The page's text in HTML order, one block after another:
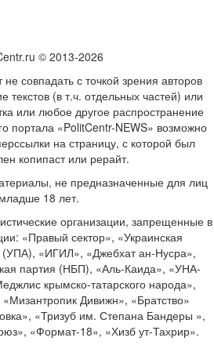
© 2013-2026
совпадать с точкой зрения авторов
текстов (в т.ч. отдельных частей) или
или любое другое распространение
портала «PolitCentr-NEWS» возможно
на страницу, с которой был
копипаст или рерайт.
не предназначенные для лиц
младше 18 лет.
организации, запрещенные в
«Правый сектор», «Украинская
(УПА), «ИГИЛ», «Джебхат ан-Нусра»,
партия (НБП), «Аль-Каида», «УНА-
крымско-татарского народа»,
Дивижн», «Братство»
«Тризуб им. Степана Бандеры »,
«Формат-18», «Хизб ут-Тахрир».